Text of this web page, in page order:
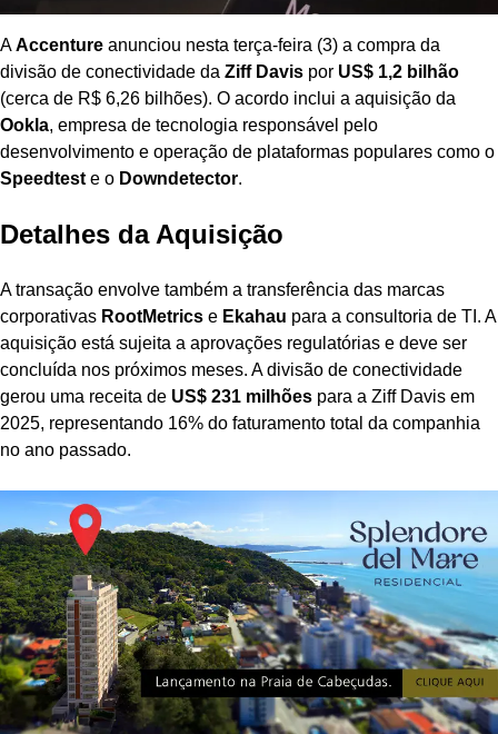
AAccenture anunciou nesta terça-feira (3) a compra da
divisão de conectividade da Ziff Davis por US$ 1,2 bilhão
(cerca de R$ 6,26 bilhões). O acordo inclui a aquisição da
Ookla, empresa de tecnologia responsável pelo
desenvolvimento e operação de plataformas populares como o
Speedtest e o Downdetector.
Detalhes da Aquisição
A transação envolve também a transferência das marcas
corporativas RootMetrics e Ekahau para a consultoria de TI. A
aquisição está sujeita a aprovações regulatórias e deve ser
concluída nos próximos meses. A divisão de conectividade
gerou uma receita de US$ 231 milhões para a Ziff Davis em
2025, representando 16% do faturamento total da companhia
no ano passado.